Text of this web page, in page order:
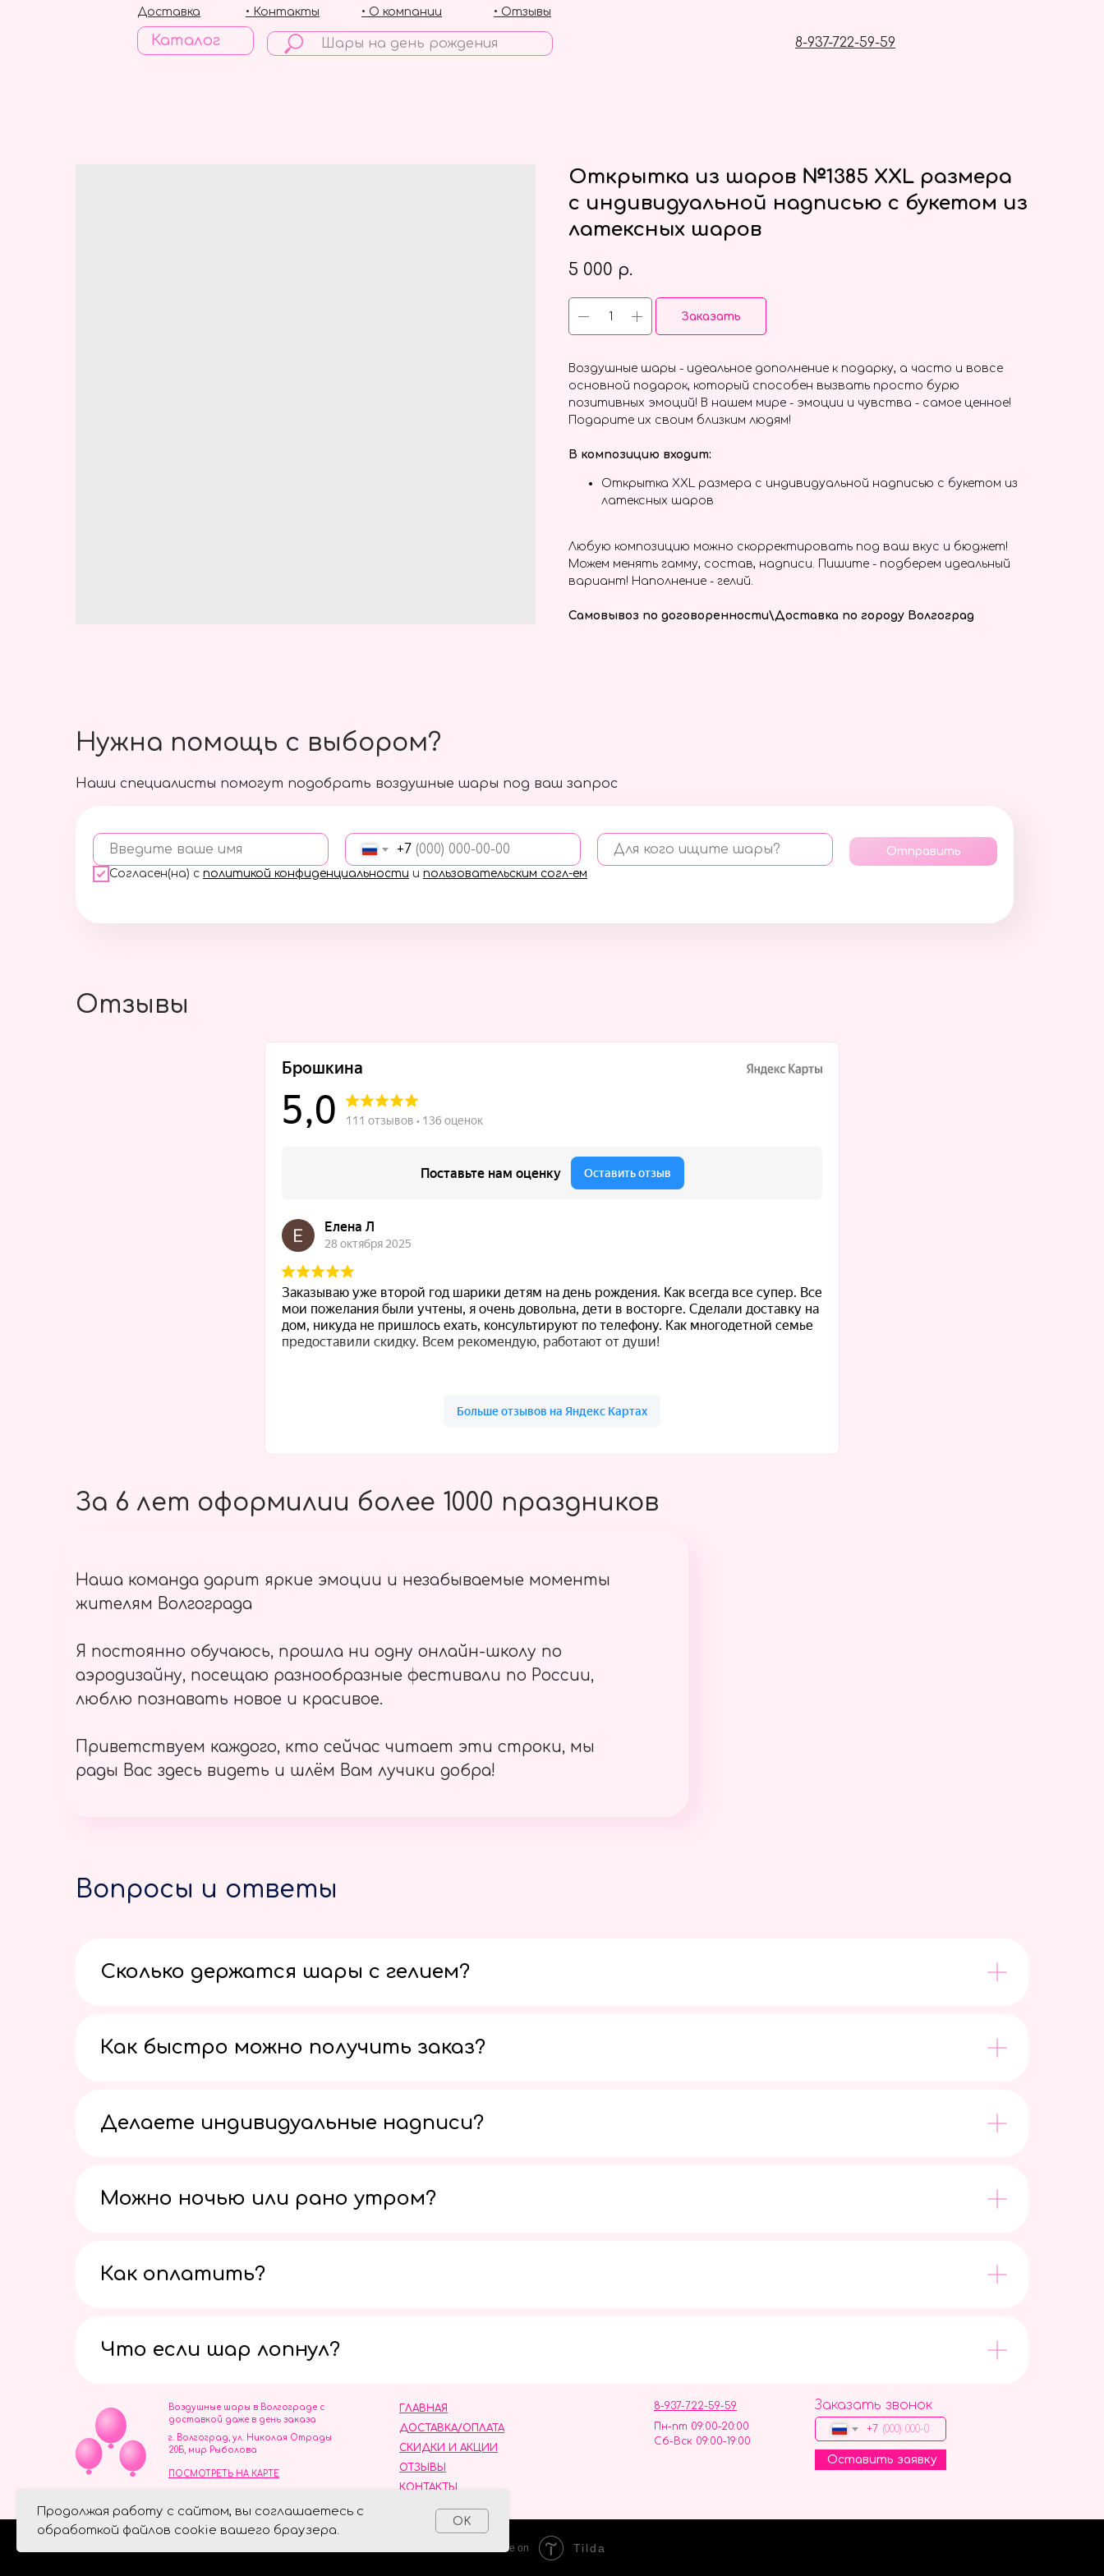
Каталог 8-937-722-59-59
• Отзывы
• О компании
• Контакты
Доставка
Открытка из шаров №1385 XXL размера
с индивидуальной надписью с букетом из
латексных шаров
5 000 р.
Заказать
Воздушные шары - идеальное дополнение к подарку, а часто и вовсе
основной подарок, который способен вызвать просто бурю
позитивных эмоций! В нашем мире - эмоции и чувства - самое ценное!
Подарите их своим близким людям!
В композицию входит:
Открытка XXL размера с индивидуальной надписью с букетом из
латексных шаров
Любую композицию можно скорректировать под ваш вкус и бюджет!
Можем менять гамму, состав, надписи. Пишите - подберем идеальный
вариант! Наполнение - гелий.
Самовывоз по договоренности\Доставка по городу Волгоград
Наши специалисты помогут подобрать воздушные шары под ваш запрос
Введите ваше имя +7 Для кого ищите шары?
Согласен(на) с политикой конфиденциальности и пользовательским согл-ем
Отправить
Нужна помощь с выбором?
Продолжая работу с сайтом, вы соглашаетесь с
обработкой файлов cookie вашего браузера.
OK
Отзывы
За 6 лет оформилии более 1000 праздников
Наша команда дарит яркие эмоции и незабываемые моменты
жителям Волгограда
Я постоянно обучаюсь, прошла ни одну онлайн-школу по
аэродизайну, посещаю разнообразные фестивали по России,
люблю познавать новое и красивое.
Приветствуем каждого, кто сейчас читает эти строки, мы
рады Вас здесь видеть и шлём Вам лучики добра!
Вопросы и ответы
Сколько держатся шары с гелием?
Как быстро можно получить заказ?
Делаете индивидуальные надписи?
Можно ночью или рано утром?
Как оплатить?
Что если шар лопнул?
ОТЗЫВЫ
ГЛАВНАЯ
ДОСТАВКА/ОПЛАТА
СКИДКИ И АКЦИИ
КОНТАКТЫ
8-937-722-59-59
Пн-пт 09:00-20:00
Сб-Вск 09:00-19:00
Воздушные шары в Волгограде с
доставкой даже в день заказа
Заказать звонок
+7
Оставить заявку
г. Волгоград, ул. Николая Отрады
20Б, мир Рыболова
ПОСМОТРЕТЬ НА КАРТЕ
ИНН 344110093739
Политика обработки персональных данных
Made on Tilda